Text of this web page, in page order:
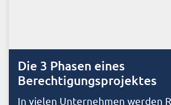
Die 3 Phasen eines
Berechtigungsprojektes
In vielen Unternehmen werden